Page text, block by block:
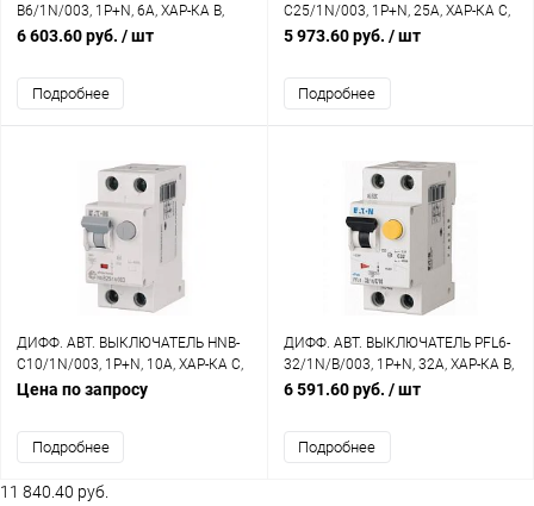
B6/1N/003, 1P+N, 6A, ХАР-КА B,
6KA, 30MA, ТИП АC, 2M
6 603.60 руб. / шт
Подробнее
C25/1N/003, 1P+N, 25A, ХАР-КА C,
6KA, 30MA, ТИП АC, 2M
5 973.60 руб. / шт
Подробнее
ДИФФ. АВТ. ВЫКЛЮЧАТЕЛЬ HNB-
C10/1N/003, 1P+N, 10A, ХАР-КА C,
6KA, 30MA, ТИП АC, 2M
Цена по запросу
Подробнее
ДИФФ. АВТ. ВЫКЛЮЧАТЕЛЬ PFL6-
32/1N/B/003, 1P+N, 32A, ХАР-КА B,
6KA, 30MA, ТИП АС, 2M
6 591.60 руб. / шт
Подробнее
11 840.40 руб.